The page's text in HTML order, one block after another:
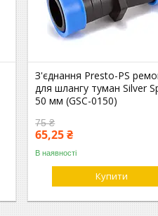
З'єднання Presto-PS
для шлангу туман Silver
50 мм (GSC-0150)
75 ₴
65,25 ₴
В наявності
Купити